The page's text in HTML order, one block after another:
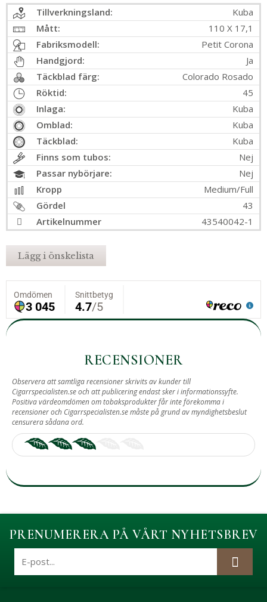
Tillverkningsland:
Kuba
Mått:
110 X 17,1
Fabriksmodell:
Petit Corona
Handgjord:
Ja
Täckblad färg:
Colorado Rosado
Röktid:
45
Inlaga:
Kuba
Omblad:
Kuba
Täckblad:
Kuba
Finns som tubos:
Nej
Passar nybörjare:
Nej
Kropp
Medium/Full
Gördel
43
Artikelnummer
43540042-1
Lägg i önskelista
RECENSIONER
Observera att samtliga recensioner skrivits av kunder till
Cigarrspecialisten.se och att publicering endast sker i informationssyfte.
Positiva värdeomdömen om tobaksprodukter får inte förekomma i
recensioner och Cigarrspecialisten.se måste på grund av myndighetsbeslut
censurera sådana ord.
PRENUMERERA PÅ VÅRT NYHETSBREV